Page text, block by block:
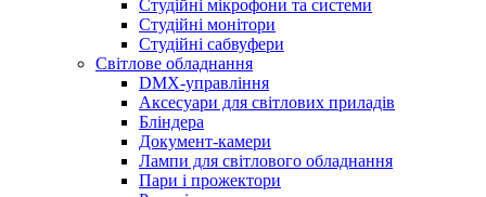
Студійні мікрофони та системи
Студійні монітори
Студійні сабвуфери
Світлове обладнання
DMX-управління
Аксесуари для світлових приладів
Бліндера
Документ-камери
Лампи для світлового обладнання
Пари і прожектори